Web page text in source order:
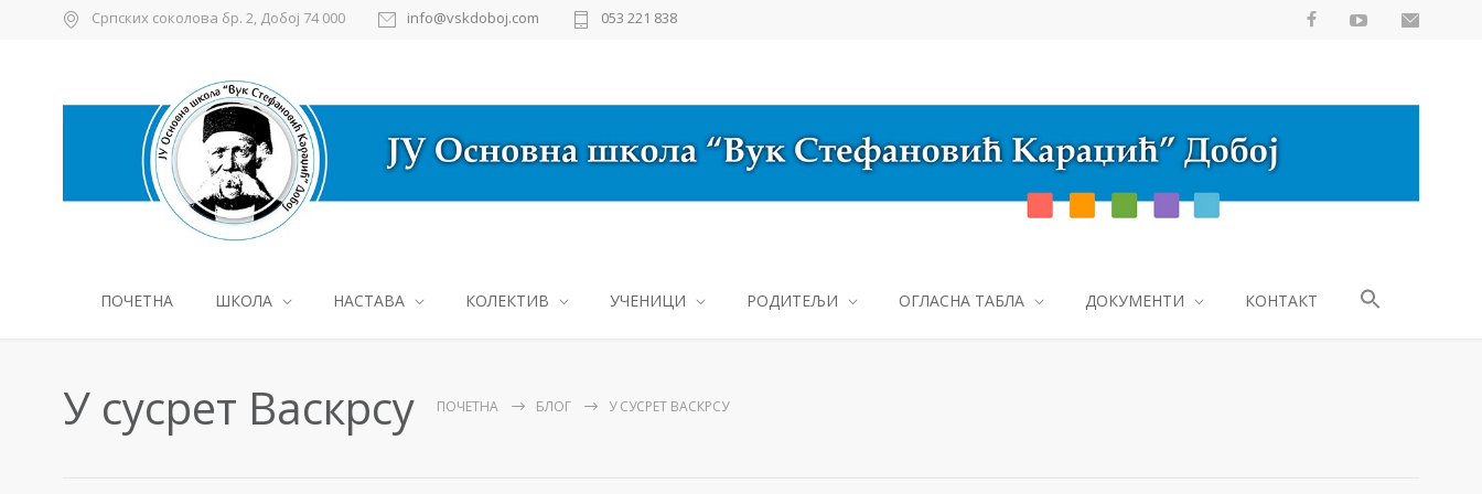
Српских соколова бр. 2, Добој 74 000 info@vskdoboj.com 053 221 838
ПОЧЕТНА ШКОЛА НАСТАВА КОЛЕКТИВ УЧЕНИЦИ РОДИТЕЉИ ОГЛАСНА ТАБЛА ДОКУМЕНТИ КОНТАКТ
У сусрет Васкрсу ПОЧЕТНА БЛОГ У СУСРЕТ ВАСКРСУ